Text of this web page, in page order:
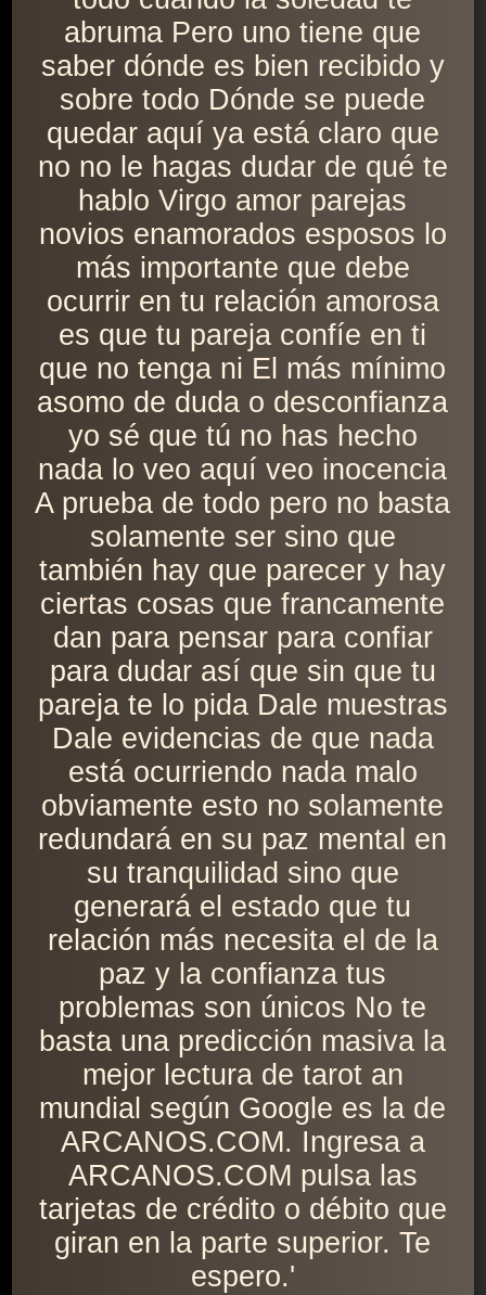
abruma Pero uno tiene que
saber dónde es bien recibido y
sobre todo Dónde se puede
quedar aquí ya está claro que
no no le hagas dudar de qué te
hablo Virgo amor parejas
novios enamorados esposos lo
más importante que debe
ocurrir en tu relación amorosa
es que tu pareja confíe en ti
que no tenga ni El más mínimo
asomo de duda o desconfianza
yo sé que tú no has hecho
nada lo veo aquí veo inocencia
A prueba de todo pero no basta
solamente ser sino que
también hay que parecer y hay
ciertas cosas que francamente
dan para pensar para confiar
para dudar así que sin que tu
pareja te lo pida Dale muestras
Dale evidencias de que nada
está ocurriendo nada malo
obviamente esto no solamente
redundará en su paz mental en
su tranquilidad sino que
generará el estado que tu
relación más necesita el de la
paz y la confianza tus
problemas son únicos No te
basta una predicción masiva la
mejor lectura de tarot an
mundial según Google es la de
ARCANOS.COM. Ingresa a
ARCANOS.COM pulsa las
tarjetas de crédito o débito que
giran en la parte superior. Te
espero.'